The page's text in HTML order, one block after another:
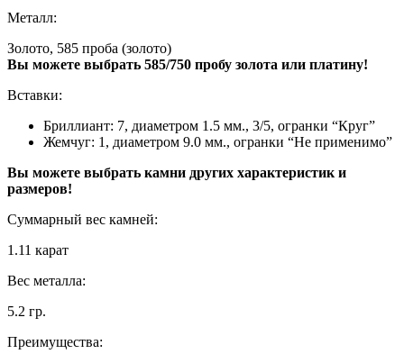
Металл:
Золото, 585 проба (золото)
Вы можете выбрать 585/750 пробу золота или платину!
Вставки:
Бриллиант: 7, диаметром 1.5 мм., 3/5, огранки “Круг”
Жемчуг: 1, диаметром 9.0 мм., огранки “Не применимо”
Вы можете выбрать камни других характеристик и
размеров!
Суммарный вес камней:
1.11 карат
Вес металла:
5.2 гр.
Преимущества: